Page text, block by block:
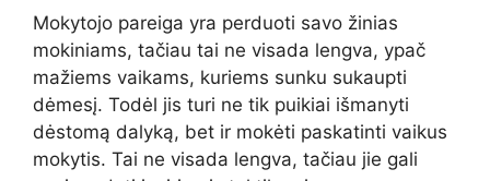
Mokytojo pareiga yra perduoti savo žinias
mokiniams, tačiau tai ne visada lengva, ypač
mažiems vaikams, kuriems sunku sukaupti
dėmesį. Todėl jis turi ne tik puikiai išmanyti
dėstomą dalyką, bet ir mokėti paskatinti vaikus
mokytis. Tai ne visada lengva, tačiau jie gali